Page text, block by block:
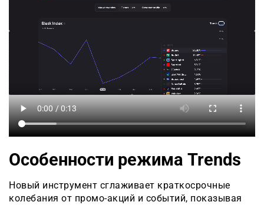
Особенности режима Trends
Новый инструмент сглаживает краткосрочные
колебания от промо-акций и событий, показывая